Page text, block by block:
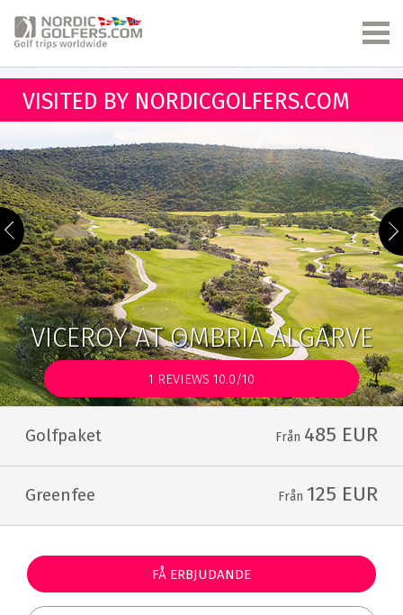
VISITED BY NORDICGOLFERS.COM
VICEROY AT OMBRIA ALGARVE
1 REVIEWS 10.0/10
Golfpaket Från 485 EUR
Greenfee Från 125 EUR
FÅ ERBJUDANDE